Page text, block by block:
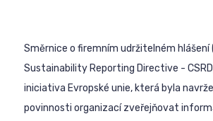
Směrnice o firemním udržitelném hlášení
Sustainability Reporting Directive -
iniciativa Evropské unie, která byla
povinnosti organizací zveřejňovat